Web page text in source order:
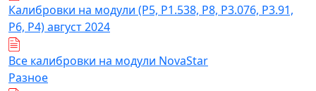
Калибровки на модули (Р5, Р1.538, Р8, Р3.076, Р3.91,
Р6, Р4) август 2024
Все калибровки на модули NovaStar
Разное